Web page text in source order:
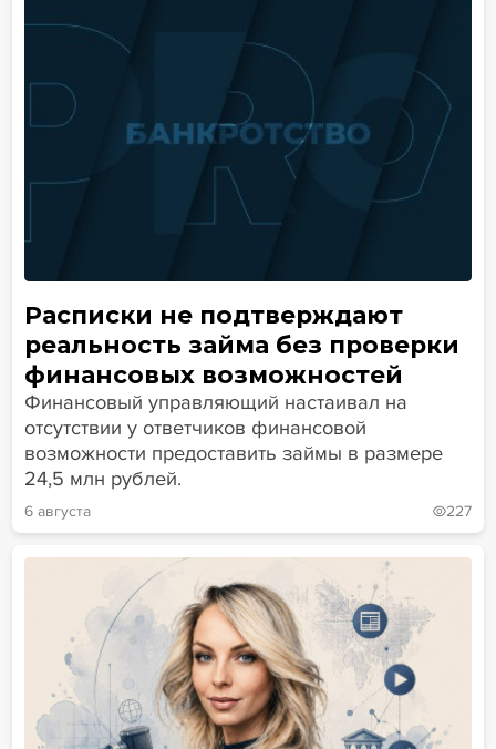
Расписки не подтверждают
реальность займа без проверки
финансовых возможностей
Финансовый управляющий настаивал на
отсутствии у ответчиков финансовой
возможности предоставить займы в размере
24,5 млн рублей.
6 августа 227